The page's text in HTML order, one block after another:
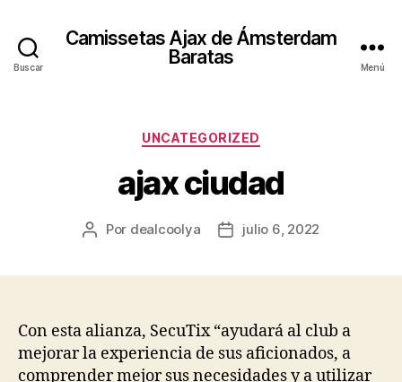
Buscar
Camissetas Ajax de Ámsterdam
Baratas
Menú
Categorías
UNCATEGORIZED
ajax ciudad
Autor
Por dealcoolya
Fechajulio 6, 2022
Con esta alianza, SecuTix “ayudará al club a
mejorar la experiencia de sus aficionados, a
comprender mejor sus necesidades y a utilizar